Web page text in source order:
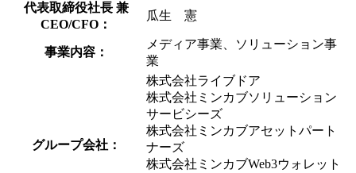
代表取締役社長 兼
CEO/CFO：
瓜生 憲
事業内容：
メディア事業、ソリューション事
業
グループ会社：
株式会社ライブドア
株式会社ミンカブソリューション
サービシーズ
株式会社ミンカブアセットパート
ナーズ
株式会社ミンカブWeb3ウォレット